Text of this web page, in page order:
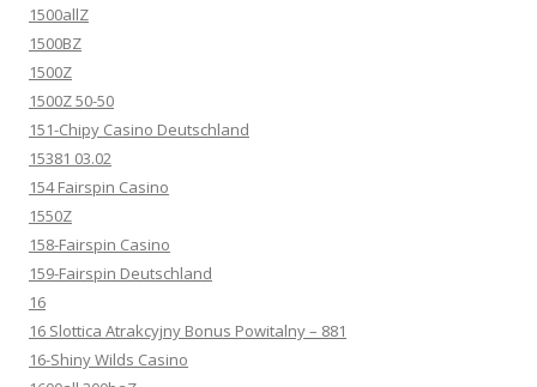
1500allZ
1500BZ
1500Z
1500Z 50-50
151-Chipy Casino Deutschland
15381 03.02
154 Fairspin Casino
1550Z
158-Fairspin Casino
159-Fairspin Deutschland
16
16 Slottica Atrakcyjny Bonus Powitalny – 881
16-Shiny Wilds Casino